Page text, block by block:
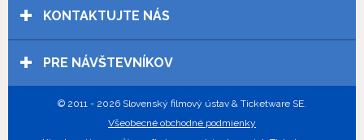
KONTAKTUJTE NÁS
PRE NÁVŠTEVNÍKOV
© 2011 - 2026 Slovenský filmový ústav & Ticketware SE.
Všeobecné obchodné podmienky